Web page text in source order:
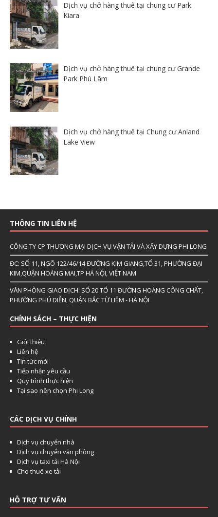
Dịch vụ chở hàng thuê tại chung cư Park
Kiara
Dịch vụ chở hàng thuê tại chung cư Grande
Park Phú Lãm
Dịch vụ chở hàng thuê tại Chung cư Anland
Lake View
THÔNG TIN LIÊN HỆ
CÔNG TY CP THƯƠNG MẠI DỊCH VỤ VẬN TẢI VÀ XÂY DỰNG PHI LONG
ĐC: SỐ 11, NGÕ 122/46/14 ĐƯỜNG KIM GIANG,TỔ 31, PHƯỜNG ĐẠI
KIM,QUẬN HOÀNG MAI,TP HÀ NỘI, VIỆT NAM
VĂN PHÒNG GIAO DỊCH: SỐ 20 TỔ 11 ĐƯỜNG HOÀNG CÔNG CHẤT,
PHƯỜNG PHÚ DIỄN, QUẬN BẮC TỪ LIÊM - HÀ NỘI
CHÍNH SÁCH – THỰC HIỆN
Giới thiệu
Liên hệ
Tin tức mới
Tiếp nhận yêu cầu
Quy trình thực hiện
Tại sao nên chọn Phi Long
CÁC DỊCH VỤ CHÍNH
Dịch vụ chuyển nhà
Dịch vụ chuyển văn phòng
Dịch vụ taxi tải Hà Nội
Cho thuê xe tải
HỖ TRỢ TƯ VẤN